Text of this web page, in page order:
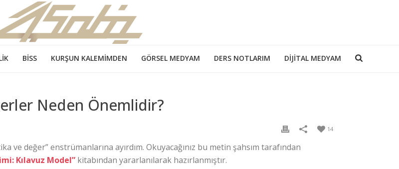
BİSS KURŞUN KALEMIMDEN GÖRSEL MEDYAM DERS NOTLARIM DIJITAL MEDYAM
Neden Önemlidir?
14
ve değer” enstrümanlarına ayırdım. Okuyacağınız bu metin şahsım tarafından
Kılavuz Model” kitabından yararlanılarak hazırlanmıştır.